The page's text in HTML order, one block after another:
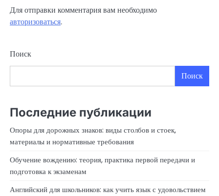
Для отправки комментария вам необходимо
авторизоваться.
Поиск
Поиск
Последние публикации
Опоры для дорожных знаков: виды столбов и стоек,
материалы и нормативные требования
Обучение вождению: теория, практика первой передачи и
подготовка к экзаменам
Английский для школьников: как учить язык с удовольствием